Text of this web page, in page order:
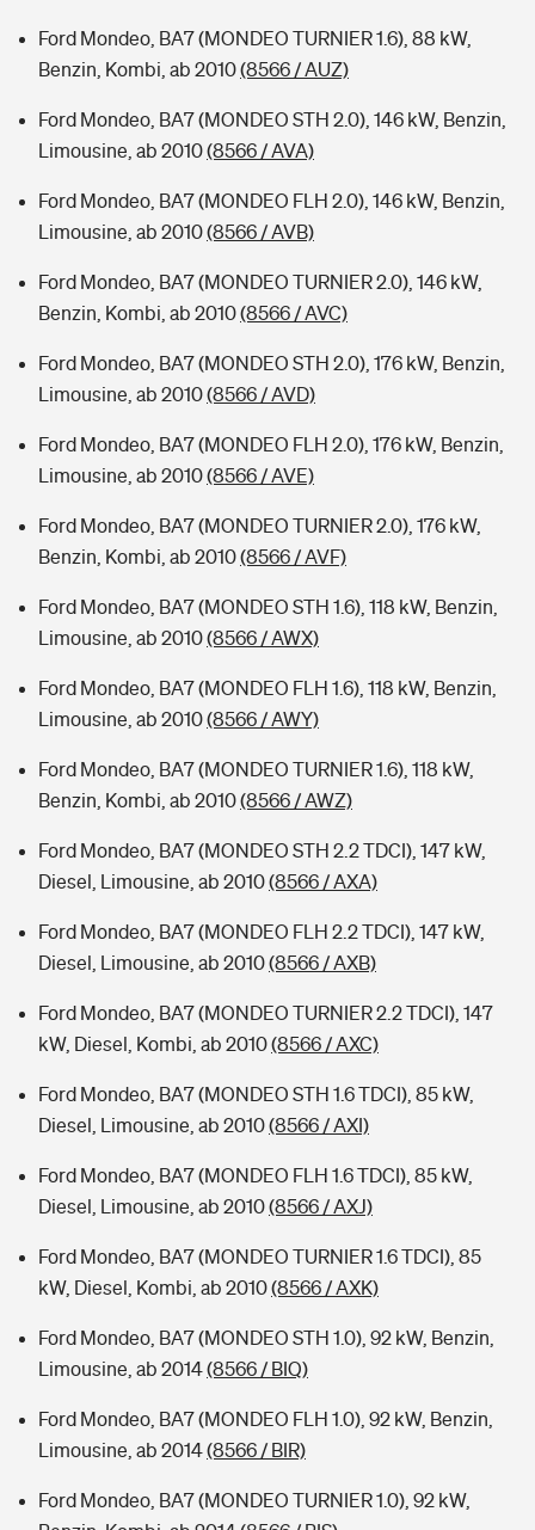
Ford Mondeo, BA7 (MONDEO TURNIER 1.6), 88 kW,
Benzin, Kombi, ab 2010(8566 / AUZ)
Ford Mondeo, BA7 (MONDEO STH 2.0), 146 kW, Benzin,
Limousine, ab 2010(8566 / AVA)
Ford Mondeo, BA7 (MONDEO FLH 2.0), 146 kW, Benzin,
Limousine, ab 2010(8566 / AVB)
Ford Mondeo, BA7 (MONDEO TURNIER 2.0), 146 kW,
Benzin, Kombi, ab 2010(8566 / AVC)
Ford Mondeo, BA7 (MONDEO STH 2.0), 176 kW, Benzin,
Limousine, ab 2010(8566 / AVD)
Ford Mondeo, BA7 (MONDEO FLH 2.0), 176 kW, Benzin,
Limousine, ab 2010(8566 / AVE)
Ford Mondeo, BA7 (MONDEO TURNIER 2.0), 176 kW,
Benzin, Kombi, ab 2010(8566 / AVF)
Ford Mondeo, BA7 (MONDEO STH 1.6), 118 kW, Benzin,
Limousine, ab 2010(8566 / AWX)
Ford Mondeo, BA7 (MONDEO FLH 1.6), 118 kW, Benzin,
Limousine, ab 2010(8566 / AWY)
Ford Mondeo, BA7 (MONDEO TURNIER 1.6), 118 kW,
Benzin, Kombi, ab 2010(8566 / AWZ)
Ford Mondeo, BA7 (MONDEO STH 2.2 TDCI), 147 kW,
Diesel, Limousine, ab 2010(8566 / AXA)
Ford Mondeo, BA7 (MONDEO FLH 2.2 TDCI), 147 kW,
Diesel, Limousine, ab 2010(8566 / AXB)
Ford Mondeo, BA7 (MONDEO TURNIER 2.2 TDCI), 147
kW, Diesel, Kombi, ab 2010(8566 / AXC)
Ford Mondeo, BA7 (MONDEO STH 1.6 TDCI), 85 kW,
Diesel, Limousine, ab 2010(8566 / AXI)
Ford Mondeo, BA7 (MONDEO FLH 1.6 TDCI), 85 kW,
Diesel, Limousine, ab 2010(8566 / AXJ)
Ford Mondeo, BA7 (MONDEO TURNIER 1.6 TDCI), 85
kW, Diesel, Kombi, ab 2010(8566 / AXK)
Ford Mondeo, BA7 (MONDEO STH 1.0), 92 kW, Benzin,
Limousine, ab 2014(8566 / BIQ)
Ford Mondeo, BA7 (MONDEO FLH 1.0), 92 kW, Benzin,
Limousine, ab 2014(8566 / BIR)
Ford Mondeo, BA7 (MONDEO TURNIER 1.0), 92 kW,